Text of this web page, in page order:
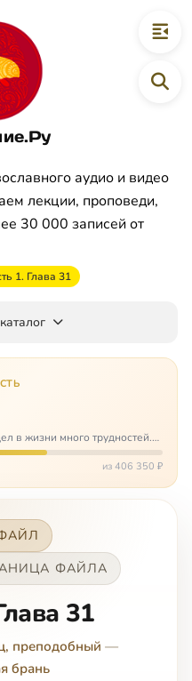
аудио и видео
лекции, проповеди,
30 000 записей от
1. Глава 31
в жизни много трудностей.
о себе сам, но, когда
был парализован – остался на
из 406 350 ₽
ФАЙЛА
31
преподобный —
брань